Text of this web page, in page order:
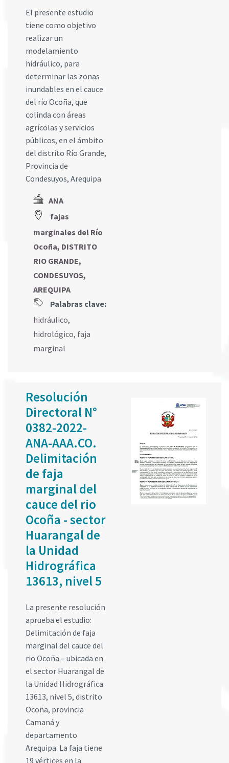
El presente estudio
tiene como objetivo
realizar un
modelamiento
hidráulico, para
determinar las zonas
inundables en el cauce
del río Ocoña, que
colinda con áreas
agrícolas y servicios
públicos, en el ámbito
del distrito Río Grande,
Provincia de
Condesuyos, Arequipa.
ANA
fajas
marginales del Río
Ocoña, DISTRITO
RIO GRANDE,
CONDESUYOS,
AREQUIPA
Palabras clave:
hidráulico,
hidrológico, faja
marginal
Resolución
Directoral N°
0382-2022-
ANA-AAA.CO.
Delimitación
de faja
marginal del
cauce del rio
Ocoña - sector
Huarangal de
la Unidad
Hidrográfica
13613, nivel 5
La presente resolución
aprueba el estudio:
Delimitación de faja
marginal del cauce del
rio Ocoña – ubicada en
el sector Huarangal de
la Unidad Hidrográfica
13613, nivel 5, distrito
Ocoña, provincia
Camaná y
departamento
Arequipa. La faja tiene
19 vértices en la